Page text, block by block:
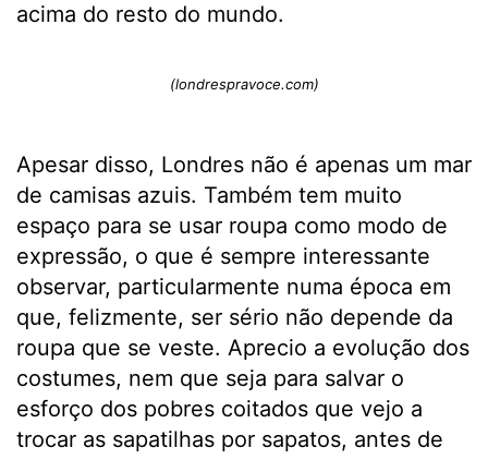
acima do resto do mundo.
(londrespravoce.com)
Apesar disso, Londres não é apenas um mar
de camisas azuis. Também tem muito
espaço para se usar roupa como modo de
expressão, o que é sempre interessante
observar, particularmente numa época em
que, felizmente, ser sério não depende da
roupa que se veste. Aprecio a evolução dos
costumes, nem que seja para salvar o
esforço dos pobres coitados que vejo a
trocar as sapatilhas por sapatos, antes de